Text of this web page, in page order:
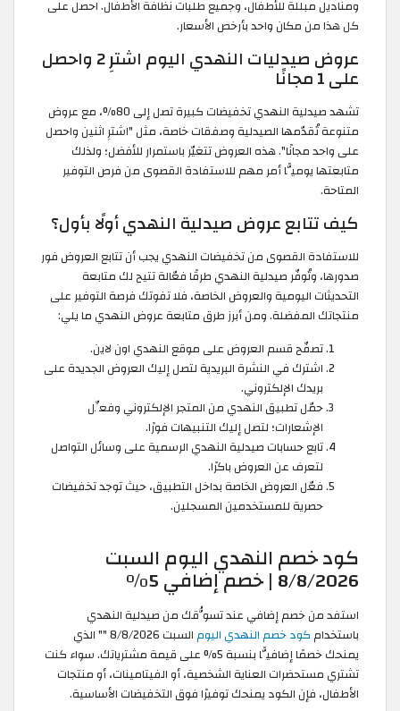
ومناديل مبللة للأطفال، وجميع طلبات نظافة الأطفال. احصل على
كل هذا من مكان واحد بأرخص الأسعار.
عروض صيدليات النهدي اليوم اشترِ 2 واحصل
على 1 مجانًا
تشهد صيدلية النهدي تخفيضات كبيرة تصل إلى 80%، مع عروض
متنوعة تُقدّمها الصيدلية وصفقات خاصة، مثل "اشترِ اثنين واحصل
على واحد مجانًا". هذه العروض تتغيّر باستمرار للأفضل؛ ولذلك
متابعتها يوميًّا أمر مهم للاستفادة القصوى من فرص التوفير
المتاحة.
كيف تتابع عروض صيدلية النهدي أولًا بأول؟
للاستفادة القصوى من تخفيضات النهدي يجب أن تتابع العروض فور
صدورها، وتُوفّر صيدلية النهدي طرقًا فعّالة تتيح لك متابعة
التحديثات اليومية والعروض الخاصة، فلا تفوتك فرصة التوفير على
منتجاتك المفضلة. ومن أبرز طرق متابعة عروض النهدي ما يلي:
تصفّح قسم العروض على موقع النهدي اون لاين.
اشترك في النشرة البريدية لتصل إليك العروض الجديدة على
بريدك الإلكتروني.
حمّل تطبيق النهدي من المتجر الإلكتروني وفعِّل
الإشعارات؛ لتصل إليك التنبيهات فورًا.
تابع حسابات صيدلية النهدي الرسمية على وسائل التواصل
لتعرف عن العروض باكرًا.
فعّل العروض الخاصة بداخل التطبيق، حيث توجد تخفيضات
حصرية للمستخدمين المسجلين.
كود خصم النهدي اليوم السبت
8/8/2026 | خصم إضافي 5%
استفد من خصم إضافي عند تسوُّقك من صيدلية النهدي
باستخدام كود خصم النهدي اليومالسبت 8/8/2026 "
" الذي
يمنحك خصمًا إضافيًّا بنسبة 5% على قيمة مشترياتك. سواء كنت
تشتري مستحضرات العناية الشخصية، أو الفيتامينات، أو منتجات
الأطفال، فإن الكود يمنحك توفيرًا فوق التخفيضات الأساسية.